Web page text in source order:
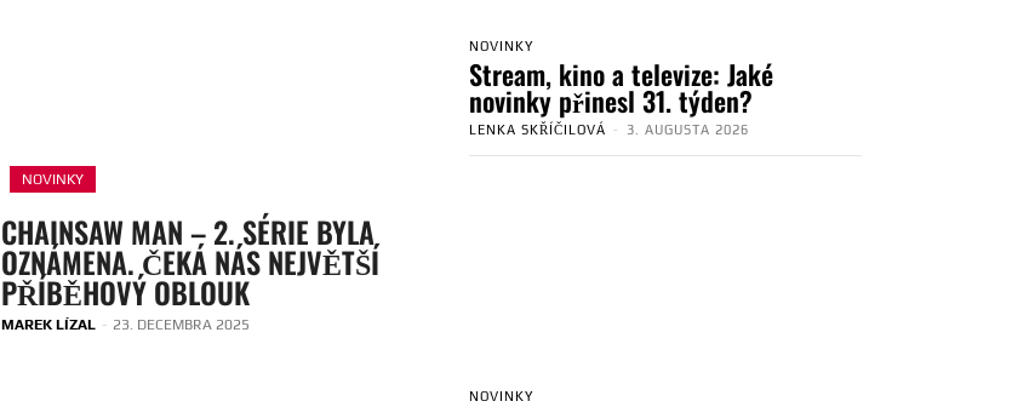
NOVINKY
CHAINSAW MAN – 2. SÉRIE BYLA
OZNÁMENA. ČEKÁ NÁS NEJVĚTŠÍ
PŘÍBĚHOVÝ OBLOUK
MAREK LÍZAL - 23. DECEMBRA 2025
NOVINKY
Stream, kino a televize: Jaké
novinky přinesl 31. týden?
LENKA SKŘÍČILOVÁ - 3. AUGUSTA 2026
NOVINKY